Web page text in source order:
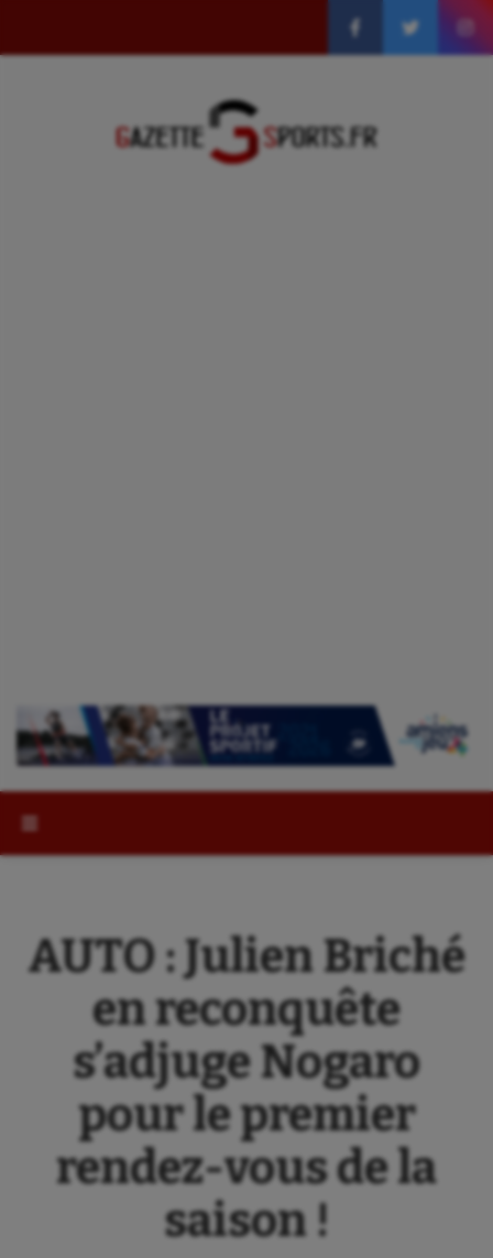
AUTO : Julien Briché
en reconquête
s’adjuge Nogaro
pour le premier
rendez-vous de la
saison !